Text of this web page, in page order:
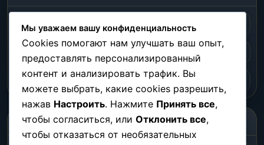
Главная
О нас Контакты
СОЦСЕТИ
Мы уважаем вашу конфиденциальность
Cookies помогают нам улучшать ваш опыт,
предоставлять персонализированный
контент и анализировать трафик. Вы
можете выбрать, какие cookies разрешить,
нажав Настроить. Нажмите Принять все,
чтобы согласиться, или Отклонить все,
чтобы отказаться от необязательных